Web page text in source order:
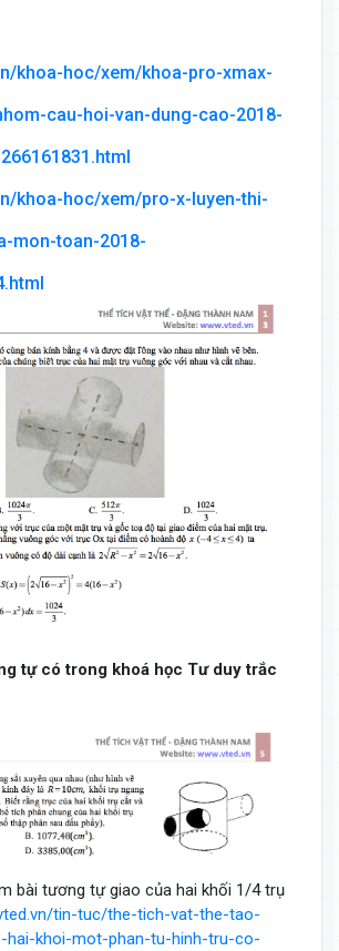
khoa-hoc/xem/khoa-pro-xmax-
cau-hoi-van-dung-cao-2018-
khoa-hoc/xem/pro-x-luyen-thi-
mon-toan-2018-
tự có trong khoá học Tư duy trắc
bài tương tự giao của hai khối 1/4 trụ
tin-tuc/the-tich-vat-the-tao-
hai-khoi-mot-phan-tu-hinh-tru-co-